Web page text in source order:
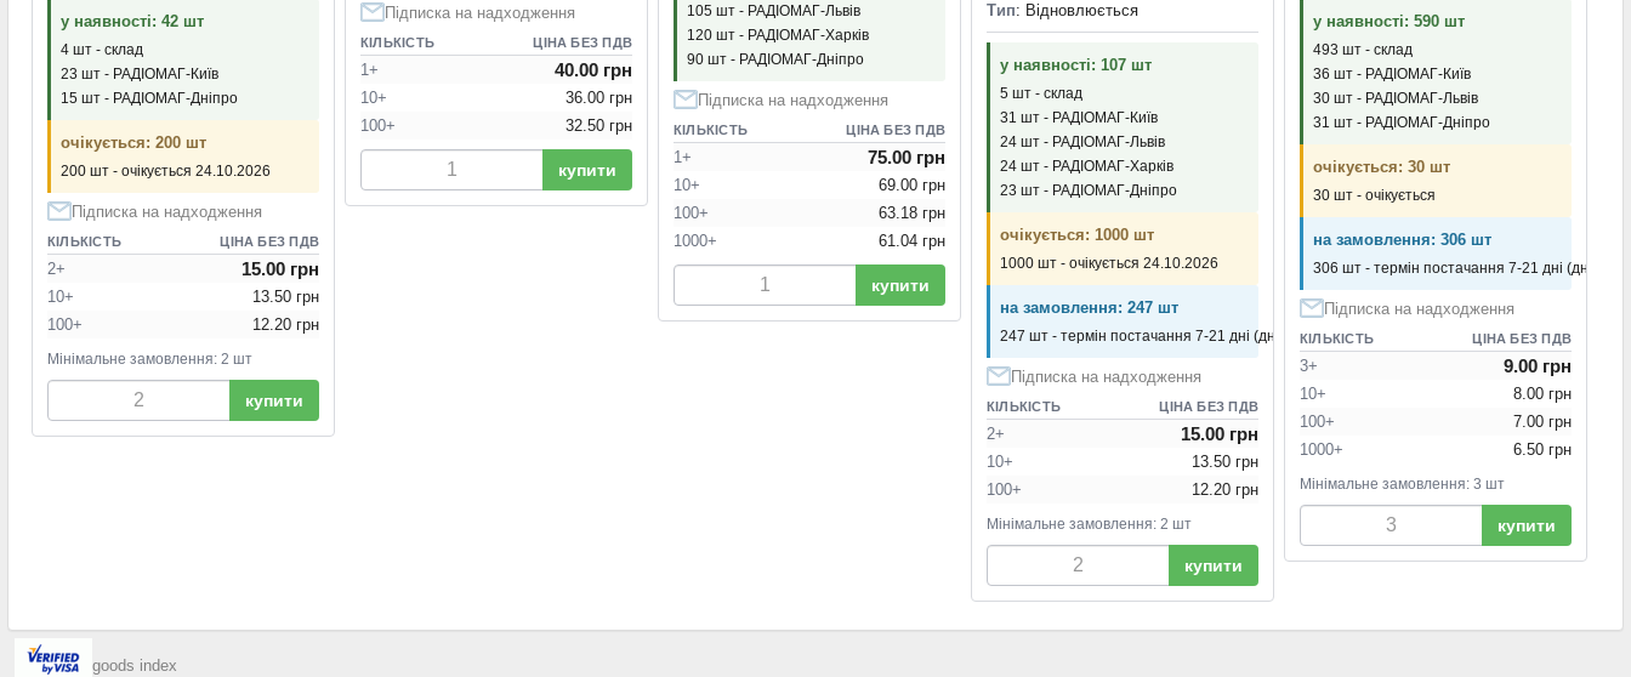
у наявності: 42 шт
4 шт - склад
23 шт - РАДІОМАГ-Київ
15 шт - РАДІОМАГ-Дніпро
очікується: 200 шт
200 шт - очікується 24.10.2026
Підписка на надходження
КІЛЬКІСТЬ ЦІНА БЕЗ ПДВ
2+ 15.00 грн
10+
13.50 грн
100+
12.20 грн
Мінімальне замовлення: 2 шт
купити
Підписка на надходження
КІЛЬКІСТЬ ЦІНА БЕЗ ПДВ
1+ 40.00 грн
10+
36.00 грн
100+
32.50 грн
купити
105 шт - РАДІОМАГ-Львів
120 шт - РАДІОМАГ-Харків
90 шт - РАДІОМАГ-Дніпро
Підписка на надходження
КІЛЬКІСТЬ ЦІНА БЕЗ ПДВ
1+ 75.00 грн
10+
69.00 грн
100+
63.18 грн
1000+
61.04 грн
купити
Тип: Відновлюється
у наявності: 107 шт
5 шт - склад
31 шт - РАДІОМАГ-Київ
24 шт - РАДІОМАГ-Львів
24 шт - РАДІОМАГ-Харків
23 шт - РАДІОМАГ-Дніпро
очікується: 1000 шт
1000 шт - очікується 24.10.2026
на замовлення: 247 шт
247 шт - термін постачання 7-21 дні (днів)
Підписка на надходження
КІЛЬКІСТЬ ЦІНА БЕЗ ПДВ
2+ 15.00 грн
10+
13.50 грн
100+
12.20 грн
Мінімальне замовлення: 2 шт
купити
у наявності: 590 шт
493 шт - склад
36 шт - РАДІОМАГ-Київ
30 шт - РАДІОМАГ-Львів
31 шт - РАДІОМАГ-Дніпро
очікується: 30 шт
30 шт - очікується
на замовлення: 306 шт
306 шт - термін постачання 7-21 дні (днів)
Підписка на надходження
КІЛЬКІСТЬ ЦІНА БЕЗ ПДВ
3+ 9.00 грн
10+
8.00 грн
100+
7.00 грн
1000+
6.50 грн
Мінімальне замовлення: 3 шт
купити
goods index